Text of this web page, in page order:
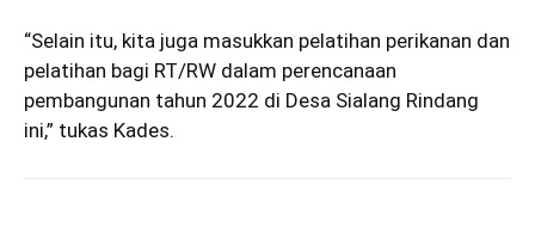
“Selain itu, kita juga masukkan pelatihan perikanan dan
pelatihan bagi RT/RW dalam perencanaan
pembangunan tahun 2022 di Desa Sialang Rindang
ini,” tukas Kades.